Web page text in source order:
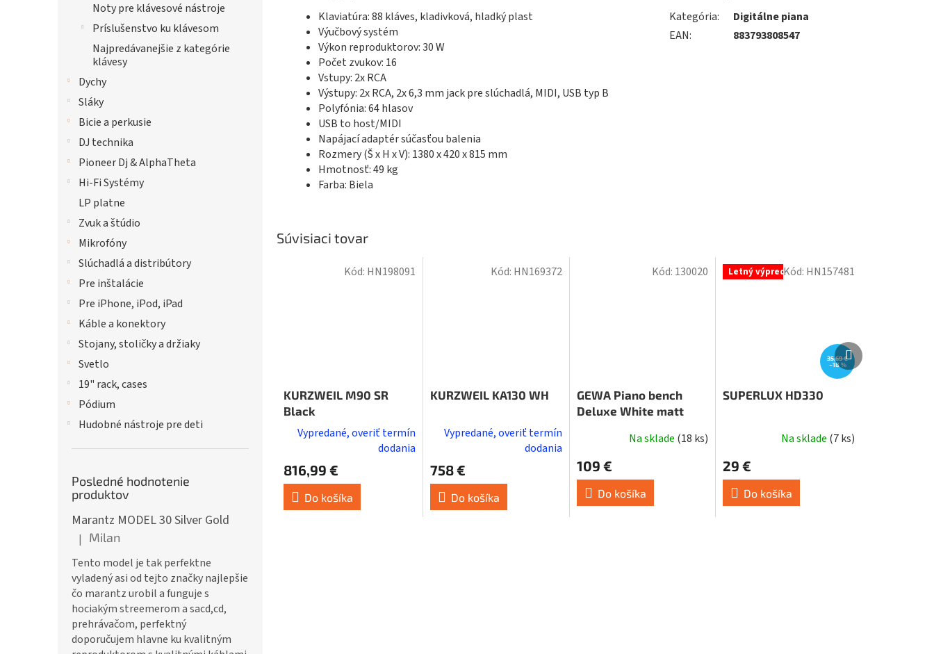
Noty pre klávesové nástroje
Príslušenstvo ku klávesom
Najpredávanejšie z kategórie
klávesy
Dychy
Sláky
Bicie a perkusie
DJ technika
Pioneer Dj & AlphaTheta
Hi-Fi Systémy
LP platne
Zvuk a štúdio
Mikrofóny
Slúchadlá a distribútory
Pre inštalácie
Pre iPhone, iPod, iPad
Káble a konektory
Stojany, stoličky a držiaky
Svetlo
19" rack, cases
Pódium
Hudobné nástroje pre deti
Posledné hodnotenie
produktov
Marantz MODEL 30 Silver Gold
Hodnotenie produktu je 5 z 5 hviezdičiek.
| Milan
Tento model je tak perfektne
vyladený asi od tejto značky najlepšie
čo marantz urobil a funguje s
hociakým streemerom a sacd,cd,
prehrávačom, perfektný
doporučujem hlavne ku kvalitným
Klaviatúra: 88 kláves, kladivková, hladký plast
Výučbový systém
Výkon reproduktorov: 30 W
Počet zvukov: 16
Vstupy: 2x RCA
Výstupy: 2x RCA, 2x 6,3 mm jack pre slúchadlá, MIDI, USB typ B
Polyfónia: 64 hlasov
USB to host/MIDI
Napájací adaptér súčasťou balenia
Rozmery (Š x H x V): 1380 x 420 x 815 mm
Hmotnosť: 49 kg
Farba: Biela
Kategória:
Digitálne piana
EAN: 883793808547
Súvisiaci tovar
KURZWEIL M90 SR
Black
Vypredané, overiť termín
dodania
816,99 €
Do košíka
Kód: HN198091
KURZWEIL KA130 WH
Vypredané, overiť termín
dodania
758 €
Do košíka
Kód: HN169372
GEWA Piano bench
Deluxe White matt
Na sklade (18 ks)
109 €
Do košíka
Kód: 130020 Letný výpredaj
35,69 €
–18 %
SUPERLUX HD330
Na sklade (7 ks)
29 €
Do košíka
Kód: HN157481
Ďalší
produkt
Ďalší
produkt